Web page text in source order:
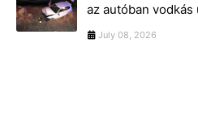
az autóban
July 08, 2026